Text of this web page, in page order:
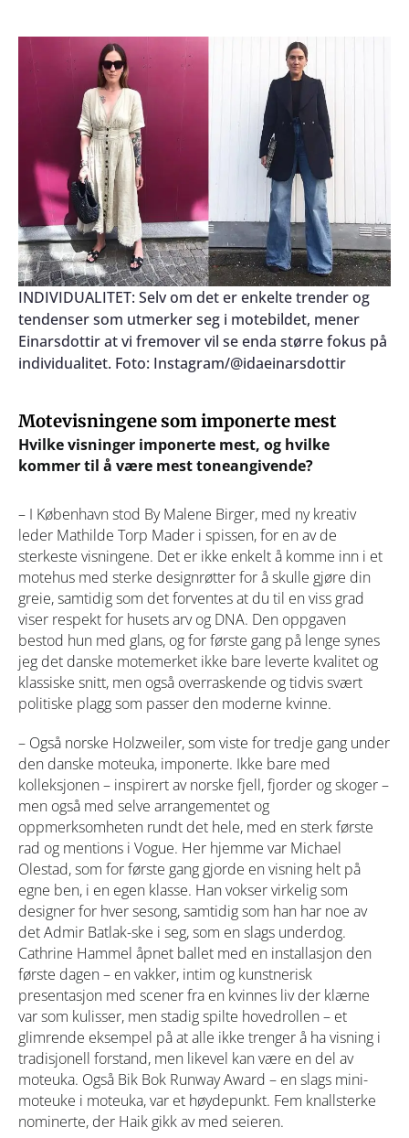
INDIVIDUALITET: Selv om det er enkelte trender og
tendenser som utmerker seg i motebildet, mener
Einarsdottir at vi fremover vil se enda større fokus på
individualitet. Foto: Instagram/@idaeinarsdottir
Motevisningene som imponerte mest
Hvilke visninger imponerte mest, og hvilke
kommer til å være mest toneangivende?
– I København stod By Malene Birger, med ny kreativ
leder Mathilde Torp Mader i spissen, for en av de
sterkeste visningene. Det er ikke enkelt å komme inn i et
motehus med sterke designrøtter for å skulle gjøre din
greie, samtidig som det forventes at du til en viss grad
viser respekt for husets arv og DNA. Den oppgaven
bestod hun med glans, og for første gang på lenge synes
jeg det danske motemerket ikke bare leverte kvalitet og
klassiske snitt, men også overraskende og tidvis svært
politiske plagg som passer den moderne kvinne.
– Også norske Holzweiler, som viste for tredje gang under
den danske moteuka, imponerte. Ikke bare med
kolleksjonen – inspirert av norske fjell, fjorder og skoger –
men også med selve arrangementet og
oppmerksomheten rundt det hele, med en sterk første
rad og mentions i Vogue. Her hjemme var Michael
Olestad, som for første gang gjorde en visning helt på
egne ben, i en egen klasse. Han vokser virkelig som
designer for hver sesong, samtidig som han har noe av
det Admir Batlak-ske i seg, som en slags underdog.
Cathrine Hammel åpnet ballet med en installasjon den
første dagen – en vakker, intim og kunstnerisk
presentasjon med scener fra en kvinnes liv der klærne
var som kulisser, men stadig spilte hovedrollen – et
glimrende eksempel på at alle ikke trenger å ha visning i
tradisjonell forstand, men likevel kan være en del av
moteuka. Også Bik Bok Runway Award – en slags mini-
moteuke i moteuka, var et høydepunkt. Fem knallsterke
nominerte, der Haik gikk av med seieren.